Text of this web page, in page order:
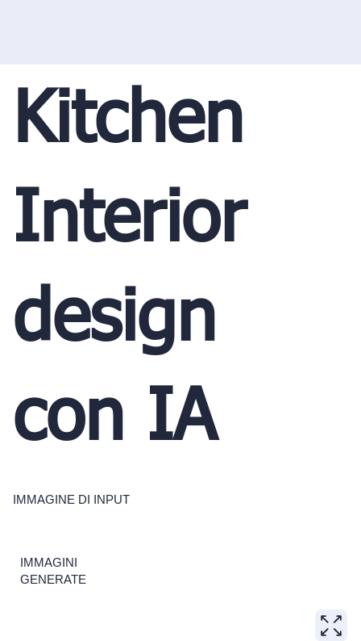
Kitchen
Interior
design
con IA
IMMAGINE DI INPUT
IMMAGINI
GENERATE